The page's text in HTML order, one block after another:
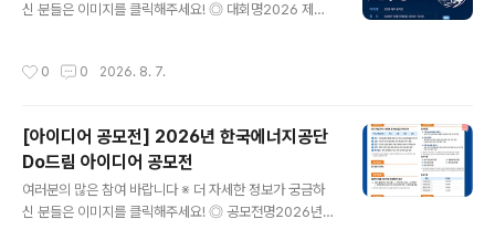
된 팀(비인가 대안학교 재학생 포함) ◎ 공모주제사회·문화
00자 이내 ◎ 접수방법QR코드 스캔 후 네이버 폼 온라인
신 분들은 이미지를 클릭해주세요! ◎ 대회명2026 제주
수협 다목적어업인종합지원센터제주 제주시 한림읍 한림
9:00 / 5K 09:20 ◎ 참가비 입금계좌- 은행명 : 농협- 계
좌번호 : 351-1405-5832-13- 예금주 : 주식회사 어디
감수광 ◎ 시상내용종합 시상시상은 10km 부문에 한해
진행되며, 5km 부문은 시상에서 제외됩니다.- 1위 30만
0 0 2026. 8. 7.
[아이디어 공모전] 2026년 한국에너지공단
Do드림 아이디어 공모전
여러분의 많은 참여 바랍니다 ※ 더 자세한 정보가 궁금하
신 분들은 이미지를 클릭해주세요! ◎ 공모전명2026년